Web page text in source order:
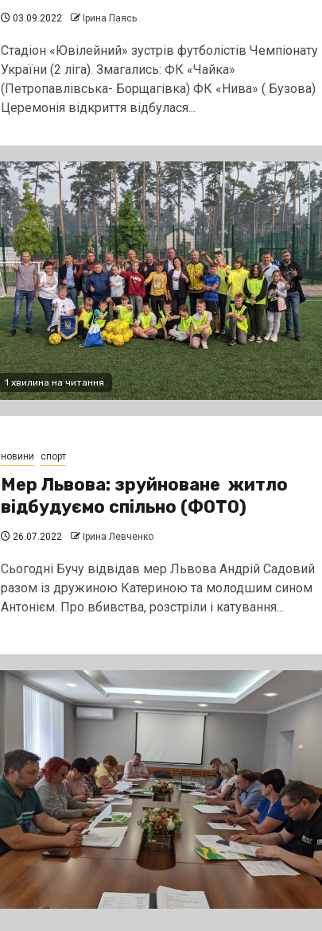
03.09.2022 Ірина Паясь
Стадіон «Ювілейний» зустрів футболістів Чемпіонату
України (2 ліга). Змагались: ФК «Чайка»
(Петропавлівська- Борщагівка) ФК «Нива» ( Бузова)
Церемонія відкриття відбулася...
1 хвилина на читання
новини спорт
Мер Львова: зруйноване житло
відбудуємо спільно (ФОТО)
26.07.2022 Ірина Левченко
Сьогодні Бучу відвідав мер Львова Андрій Садовий
разом із дружиною Катериною та молодшим сином
Антонієм. Про вбивства, розстріли і катування...